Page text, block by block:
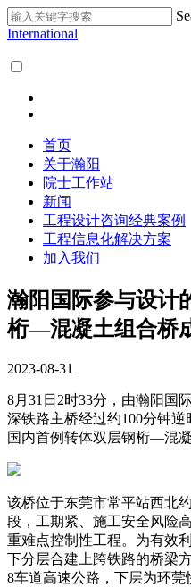
International
首页
关于瀚阳
院士工作站
新闻
工程设计咨询经典案例
工程信息化解决方案
加入我们
瀚阳国际参与设计
桁—混凝土组合桥
2023-08-31
8月31日2时33分，由瀚阳国
深铁路主桥经过约100分钟
国内首例转体双层钢桁—混
该桥位于东莞市常平站西北
段，工期紧、施工安全风险
重难点控制性工程。为有效
下分层合建上跨铁路的桥梁
8车道高速公路，下层为环